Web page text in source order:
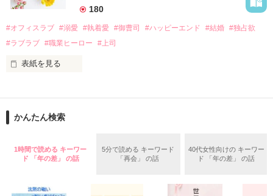
夏木美桜(なつきみお)
鳴海哲平 (なるみてっぺい)
2026.6.5～2026.7.25
＊以前、公開していた話の改稿版です＊
なぜか恭司から飼い猫の世話係を命じられた美桜は、猫の世
の関係となってしまい――？
180
#オフィスラブ #溺愛 #執着愛 #御曹司 #ハッピーエンド #結婚 #独占欲
#ラブラブ #職業ヒーロー #上司
表紙を見る
ションの企画戦略室で働いている。
めた、同期で恋人の石垣守（26）がいるのだが、後輩の姫原由
いた。
守と由羅から『便利屋雛子』と馬鹿にされ、一人こっそり泣い
た上、同居まで提案してきて──？
かんたん検索
1時間で読める キーワー
ド 「年の差」 の話
5分で読める キーワード
「再会」 の話
40代女性向けの キーワー
ド 「年の差」 の話